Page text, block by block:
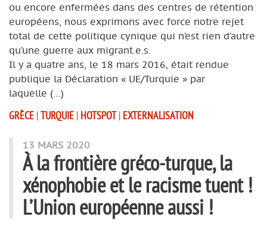
ou encore enfermées dans des centres de rétention
européens, nous exprimons avec force notre rejet
total de cette politique cynique qui n’est rien d’autre
qu’une guerre aux migrant.e.s.
Il y a quatre ans, le 18 mars 2016, était rendue
publique la Déclaration « UE/Turquie » par
laquelle (…)
GRÈCE |TURQUIE | HOTSPOT | EXTERNALISATION
13 MARS 2020
À la frontière gréco-turque, la
xénophobie et le racisme tuent !
L’Union européenne aussi !